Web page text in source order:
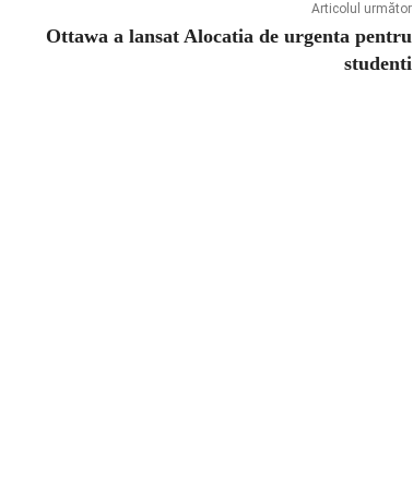
Articolul următor
Ottawa a lansat Alocatia de urgenta pentru
studenti